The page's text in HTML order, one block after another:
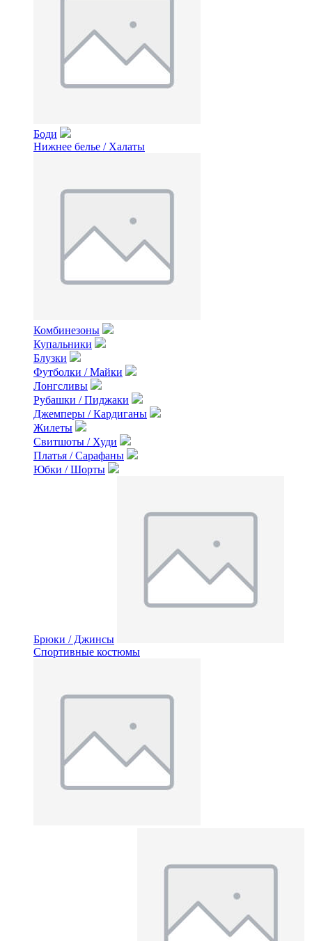
Боди
Нижнее белье / Халаты
Комбинезоны
Купальники
Блузки
Футболки / Майки
Лонгсливы
Рубашки / Пиджаки
Джемперы / Кардиганы
Жилеты
Свитшоты / Худи
Платья / Сарафаны
Юбки / Шорты
Брюки / Джинсы
Спортивные костюмы